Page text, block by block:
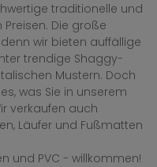
traditionelle und
Die große
wir bieten auffällige
trendige Shaggy-
Mustern. Doch
was Sie in unserem
verkaufen auch
Läufer und Fußmatten
und PVC - willkommen!